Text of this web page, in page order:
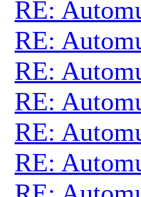
RE:
RE:
RE:
RE:
RE:
RE: